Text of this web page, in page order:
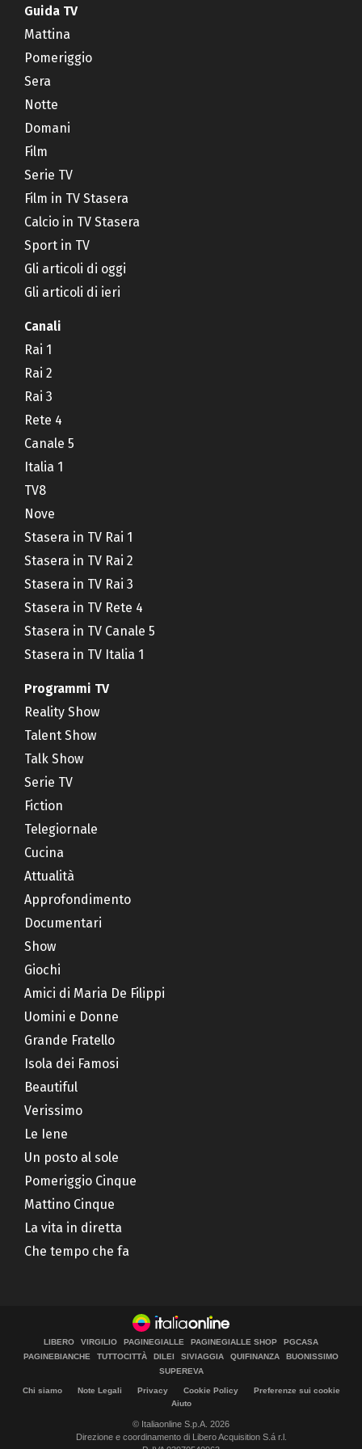
Guida TV
Mattina
Pomeriggio
Sera
Notte
Domani
Film
Serie TV
Film in TV Stasera
Calcio in TV Stasera
Sport in TV
Gli articoli di oggi
Gli articoli di ieri
Canali
Rai 1
Rai 2
Rai 3
Rete 4
Canale 5
Italia 1
TV8
Nove
Stasera in TV Rai 1
Stasera in TV Rai 2
Stasera in TV Rai 3
Stasera in TV Rete 4
Stasera in TV Canale 5
Stasera in TV Italia 1
Programmi TV
Reality Show
Talent Show
Talk Show
Serie TV
Fiction
Telegiornale
Cucina
Attualità
Approfondimento
Documentari
Show
Giochi
Amici di Maria De Filippi
Uomini e Donne
Grande Fratello
Isola dei Famosi
Beautiful
Verissimo
Le Iene
Un posto al sole
Pomeriggio Cinque
Mattino Cinque
La vita in diretta
Che tempo che fa
LIBERO VIRGILIO PAGINEGIALLE PAGINEGIALLE SHOP
PGCASA
PAGINEBIANCHE
TUTTOCITTÀ DILEI SIVIAGGIA QUIFINANZA
BUONISSIMO
SUPEREVA
Chi siamo Note Legali Privacy Cookie Policy
Preferenze sui cookie
Aiuto
© Italiaonline S.p.A. 2026
Direzione e coordinamento di Libero Acquisition S.á r.l.